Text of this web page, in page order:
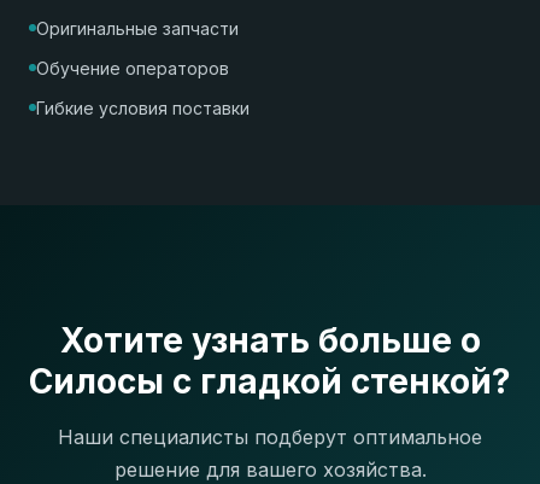
Оригинальные запчасти
Обучение операторов
Гибкие условия поставки
Хотите узнать больше о
Силосы с гладкой стенкой?
Наши специалисты подберут оптимальное
решение для вашего хозяйства.